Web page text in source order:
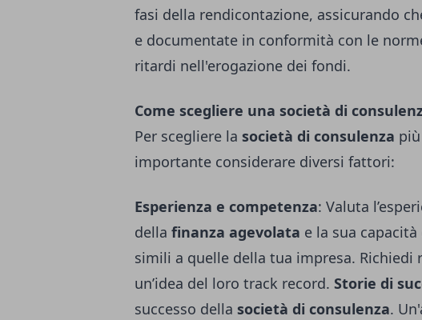
fasi della rendicontazione, assicurando
e documentate in conformità con le
ritardi nell'erogazione dei fondi.
Come scegliere una società di
Per scegliere la società di consulenza
importante considerare diversi fattori:
Esperienza e competenza: Valuta
della finanza agevolata e la sua
simili a quelle della tua impresa. Richiedi
un’idea del loro track record. Storie di
successo della società di consulenza.